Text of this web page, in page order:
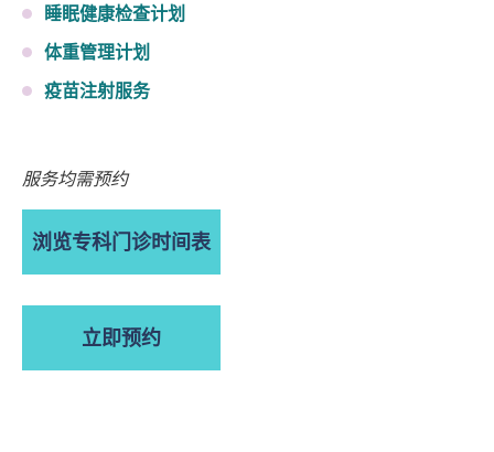
睡眠健康检查计划
体重管理计划
疫苗注射服务
服务均需预约
浏览专科门诊时间表
立即预约